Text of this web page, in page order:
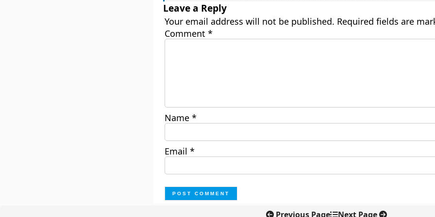
Leave a Reply
Your email address will not be published. Required fields are
Comment *
Name *
Email *
Previous Page Next Page